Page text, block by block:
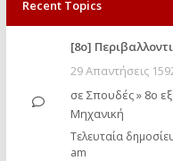
Recent Topics
[8o]
29 Απαντήσεις
σε Σπουδές» 8ο
Μηχανική
Τελευταία
am